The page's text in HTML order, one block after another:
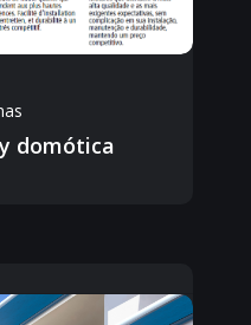
domótica